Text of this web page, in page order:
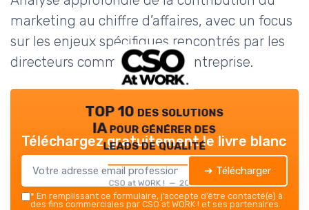
marketing au chiffre d’affaires, avec un focus
sur les enjeux spécifiques rencontrés par les
directeurs commerciaux en entreprise.
TOP 10 des solutions
IA pour générer des
leads de qualité
CSO at WORK ! — 2026
Téléchargez gratuitement le livre blanc
➔ Télécharger
* En remplissant ce formulaire, j’accepte d’être contacté(e) à
des fins commerciales par CSO at WORK ! et ses partenaires.